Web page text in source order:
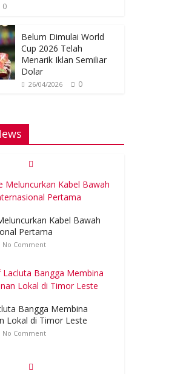
0
Belum Dimulai World
Cup 2026 Telah
Menarik Iklan Semiliar
Dolar
26/04/2026 0
Kabel Bawah
Pertama
No Comment
Bangga Membina
Lokal di Timor Leste
No Comment